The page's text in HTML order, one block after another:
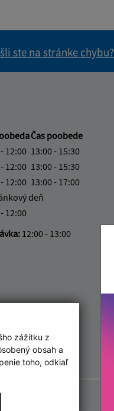
zážitku z
obsah a
toho, odkiaľ
ste na stránke chybu?
Čas poobede
12:00 13:00 - 15:30
12:00 13:00 - 15:30
12:00 13:00 - 17:00
deň
12:00
12:00 - 13:00